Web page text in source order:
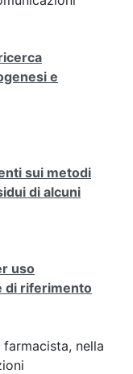
e
sui metodi
di alcuni
uso
di riferimento
farmacista, nella